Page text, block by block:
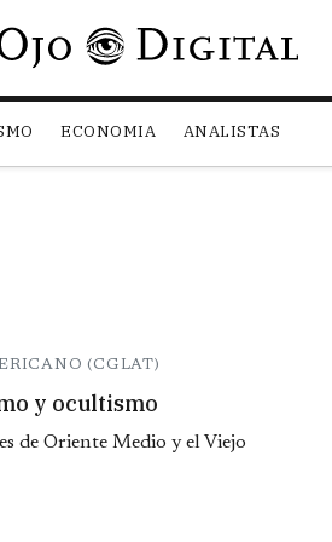
Pasar al contenido principal
ECONOMIA ANALISTAS
(CGLAT)
y ocultismo
de Oriente Medio y el Viejo